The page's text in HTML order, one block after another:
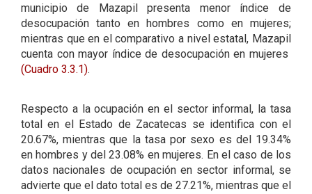
municipio de Mazapil presenta menor índice de
desocupación tanto en hombres como en mujeres;
mientras que en el comparativo a nivel estatal, Mazapil
cuenta con mayor índice de desocupación en mujeres
(Cuadro 3.3.1).
Respecto a la ocupación en el sector informal, la tasa
total en el Estado de Zacatecas se identifica con el
20.67%, mientras que la tasa por sexo es del 19.34%
en hombres y del 23.08% en mujeres. En el caso de los
datos nacionales de ocupación en sector informal, se
advierte que el dato total es de 27.21%, mientras que el